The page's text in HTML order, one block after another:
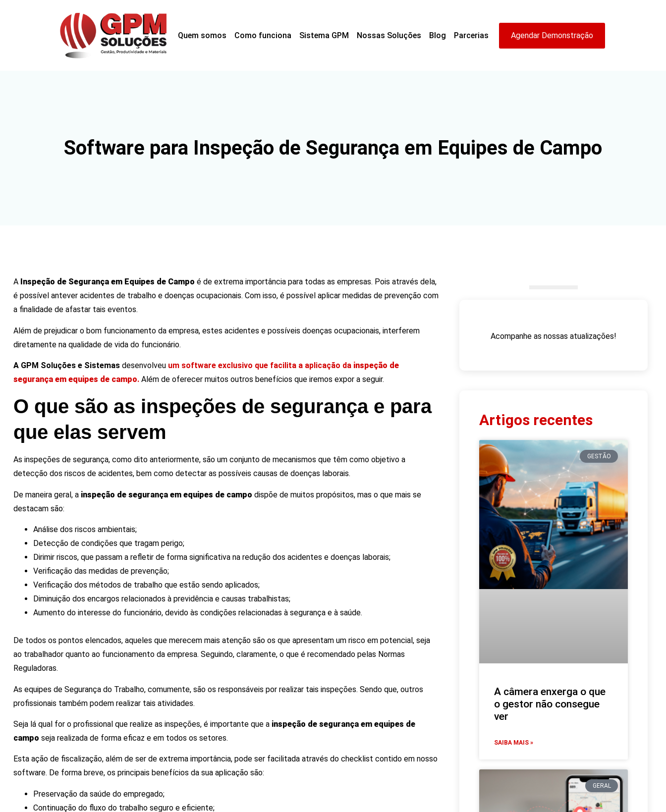
Quem somos Como funciona Sistema GPM Nossas Soluções Blog Parcerias Agendar Demonstração
Software para Inspeção de Segurança em Equipes de Campo
A Inspeção de Segurança em Equipes de Campo é de extrema importância para todas as empresas. Pois através dela,
é possível antever acidentes de trabalho e doenças ocupacionais. Com isso, é possível aplicar medidas de prevenção com
a finalidade de afastar tais eventos.
Além de prejudicar o bom funcionamento da empresa, estes acidentes e possíveis doenças ocupacionais, interferem
diretamente na qualidade de vida do funcionário.
A GPM Soluções e Sistemas desenvolveu um software exclusivo que facilita a aplicação da inspeção de
segurança em equipes de campo. Além de oferecer muitos outros benefícios que iremos expor a seguir.
O que são as inspeções de segurança e para
que elas servem
As inspeções de segurança, como dito anteriormente, são um conjunto de mecanismos que têm como objetivo a
detecção dos riscos de acidentes, bem como detectar as possíveis causas de doenças laborais.
De maneira geral, a inspeção de segurança em equipes de campo dispõe de muitos propósitos, mas o que mais se
destacam são:
Análise dos riscos ambientais;
Detecção de condições que tragam perigo;
Dirimir riscos, que passam a refletir de forma significativa na redução dos acidentes e doenças laborais;
Verificação das medidas de prevenção;
Verificação dos métodos de trabalho que estão sendo aplicados;
Diminuição dos encargos relacionados à previdência e causas trabalhistas;
Aumento do interesse do funcionário, devido às condições relacionadas à segurança e à saúde.
De todos os pontos elencados, aqueles que merecem mais atenção são os que apresentam um risco em potencial, seja
ao trabalhador quanto ao funcionamento da empresa. Seguindo, claramente, o que é recomendado pelas Normas
Reguladoras.
As equipes de Segurança do Trabalho, comumente, são os responsáveis por realizar tais inspeções. Sendo que, outros
profissionais também podem realizar tais atividades.
Seja lá qual for o profissional que realize as inspeções, é importante que a inspeção de segurança em equipes de
campo seja realizada de forma eficaz e em todos os setores.
Esta ação de fiscalização, além de ser de extrema importância, pode ser facilitada através do checklist contido em nosso
software. De forma breve, os principais benefícios da sua aplicação são:
Preservação da saúde do empregado;
Continuação do fluxo do trabalho seguro e eficiente;
Acompanhe as nossas atualizações!
Artigos recentes
GESTÃO
A câmera enxerga o que
o gestor não consegue
ver
SAIBA MAIS »
GERAL